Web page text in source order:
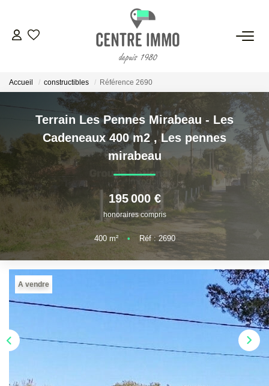
VENTES
LOCATIONS
GESTION
ESTIMATION
NOS BIENS VENDUS
NOS AGENCES
Accueil constructibles Référence 2690
Terrain Les Pennes Mirabeau - Les
Cadeneaux 400 m2,Les pennes
mirabeau
195 000 €
honoraires compris
400m² • Réf : 2690
A vendre